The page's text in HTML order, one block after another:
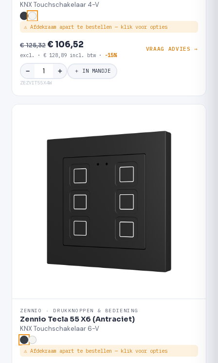
KNX Touchschakelaar 4-V
⚠ Afdekraam apart te bestellen — klik voor opties
€ 125,32€ 106,52
excl. · € 128,89 incl. btw · -15%
VRAAG ADVIES →
− ＋ ＋ IN MANDJE
ZEZVIT55X4W
ZENNIO · DRUKKNOPPEN & BEDIENING
Zennio Tecla 55 X6 (Antraciet)
KNX Touchschakelaar 6-V
⚠ Afdekraam apart te bestellen — klik voor opties